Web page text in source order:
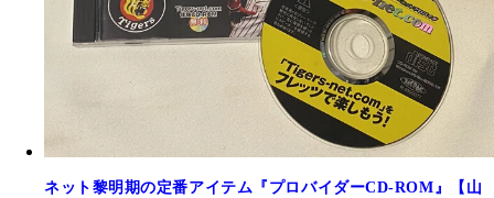
ネット黎明期の定番アイテム『プロバイダーCD-ROM』【山